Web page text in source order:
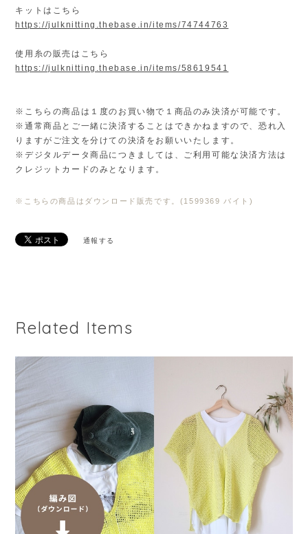
キットはこちら
https://julknitting.thebase.in/items/74744763
使用糸の販売はこちら
https://julknitting.thebase.in/items/58619541
※こちらの商品は１度のお買い物で１商品のみ決済が可能です。
※通常商品とご一緒に決済することはできかねますので、恐れ入
りますがご注文を分けての決済をお願いいたします。
※デジタルデータ商品につきましては、ご利用可能な決済方法は
クレジットカードのみとなります。
※こちらの商品はダウンロード販売です。(1599369 バイト)
通報する
Related Items